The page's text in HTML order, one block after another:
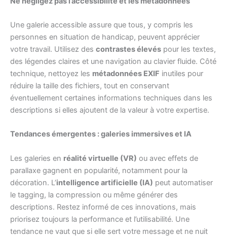
Une galerie accessible assure que tous, y compris les
personnes en situation de handicap, peuvent apprécier
votre travail. Utilisez des contrastes élevés pour les textes,
des légendes claires et une navigation au clavier fluide. Côté
technique, nettoyez les métadonnées EXIF inutiles pour
réduire la taille des fichiers, tout en conservant
éventuellement certaines informations techniques dans les
descriptions si elles ajoutent de la valeur à votre expertise.
Tendances émergentes : galeries immersives et IA
Les galeries en réalité virtuelle (VR) ou avec effets de
parallaxe gagnent en popularité, notamment pour la
décoration. L’intelligence artificielle (IA) peut automatiser
le tagging, la compression ou même générer des
descriptions. Restez informé de ces innovations, mais
priorisez toujours la performance et l’utilisabilité. Une
tendance ne vaut que si elle sert votre message et ne nuit